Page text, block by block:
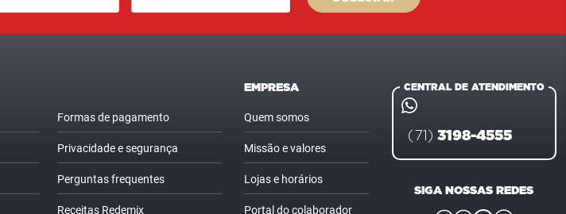
Formas de pagamento
Privacidade e segurança
Perguntas frequentes
Receitas Redemix
EMPRESA
Quem somos
Missão e valores
Lojas e horários
Portal do colaborador
CENTRAL DE ATENDIMENTO
(71) 3198-4555
SIGA NOSSAS REDES